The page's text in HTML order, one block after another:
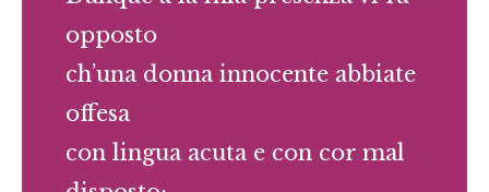
opposto
ch’una donna innocente abbiate
offesa
con lingua acuta e con cor mal